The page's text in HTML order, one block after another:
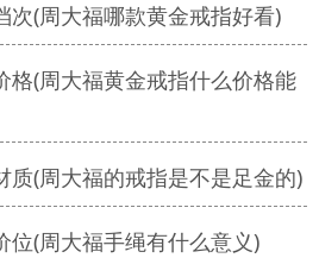
次(周大福哪款黄金戒指好看)
格(周大福黄金戒指什么价格能
质(周大福的戒指是不是足金的)
位(周大福手绳有什么意义)